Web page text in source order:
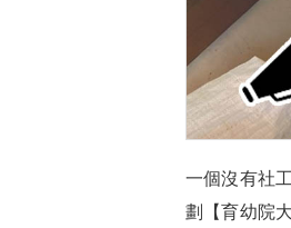
一個沒有社
劃【育幼院